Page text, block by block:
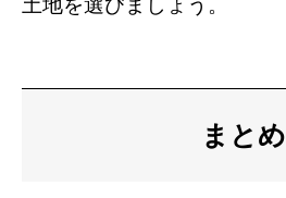
土地を選びましょう。
まとめ